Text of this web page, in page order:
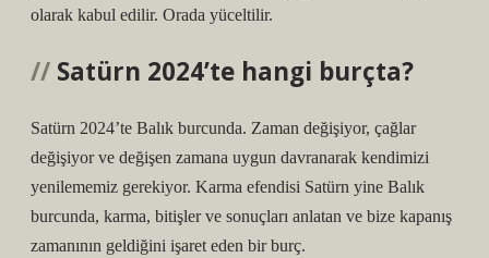
olarak kabul edilir. Orada yüceltilir.
Satürn 2024’te hangi burçta?
Satürn 2024’te Balık burcunda. Zaman değişiyor, çağlar
değişiyor ve değişen zamana uygun davranarak kendimizi
yenilememiz gerekiyor. Karma efendisi Satürn yine Balık
burcunda, karma, bitişler ve sonuçları anlatan ve bize kapanış
zamanının geldiğini işaret eden bir burç.